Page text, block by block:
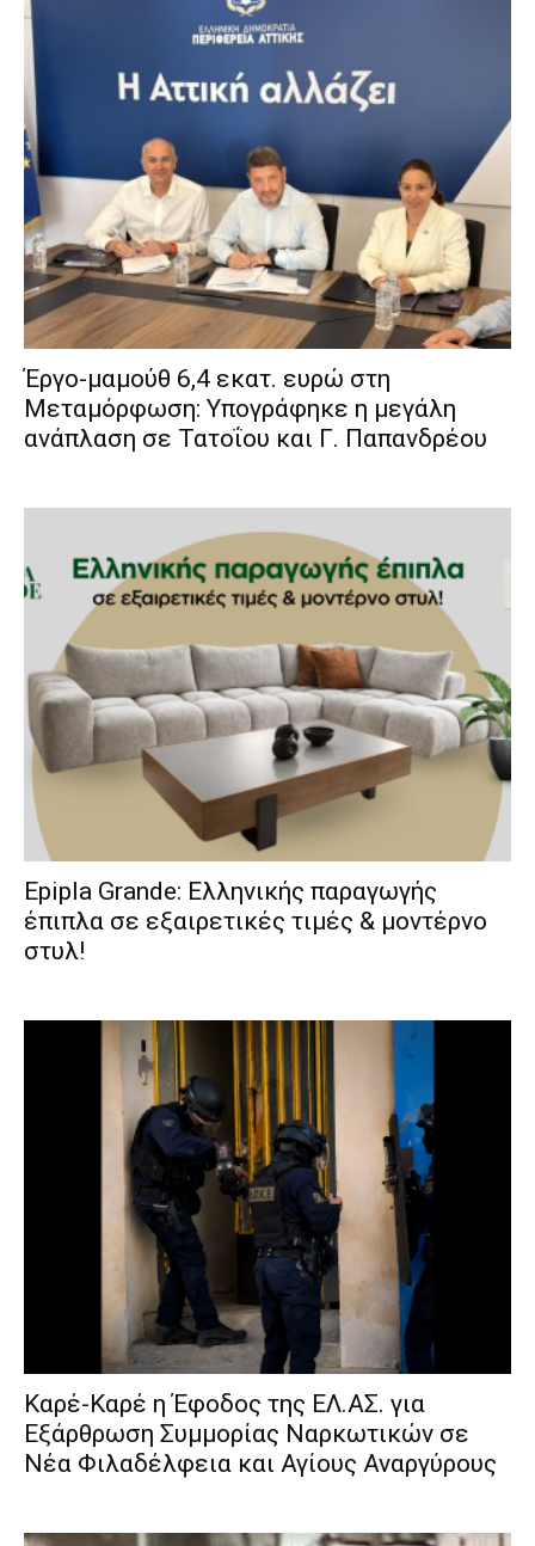
Έργο-μαμούθ 6,4 εκατ. ευρώ στη
Μεταμόρφωση: Υπογράφηκε η μεγάλη
ανάπλαση σε Τατοΐου και Γ. Παπανδρέου
Epipla Grande: Ελληνικής παραγωγής
έπιπλα σε εξαιρετικές τιμές & μοντέρνο
στυλ!
Καρέ-Καρέ η Έφοδος της ΕΛ.ΑΣ. για
Εξάρθρωση Συμμορίας Ναρκωτικών σε
Νέα Φιλαδέλφεια και Αγίους Αναργύρους